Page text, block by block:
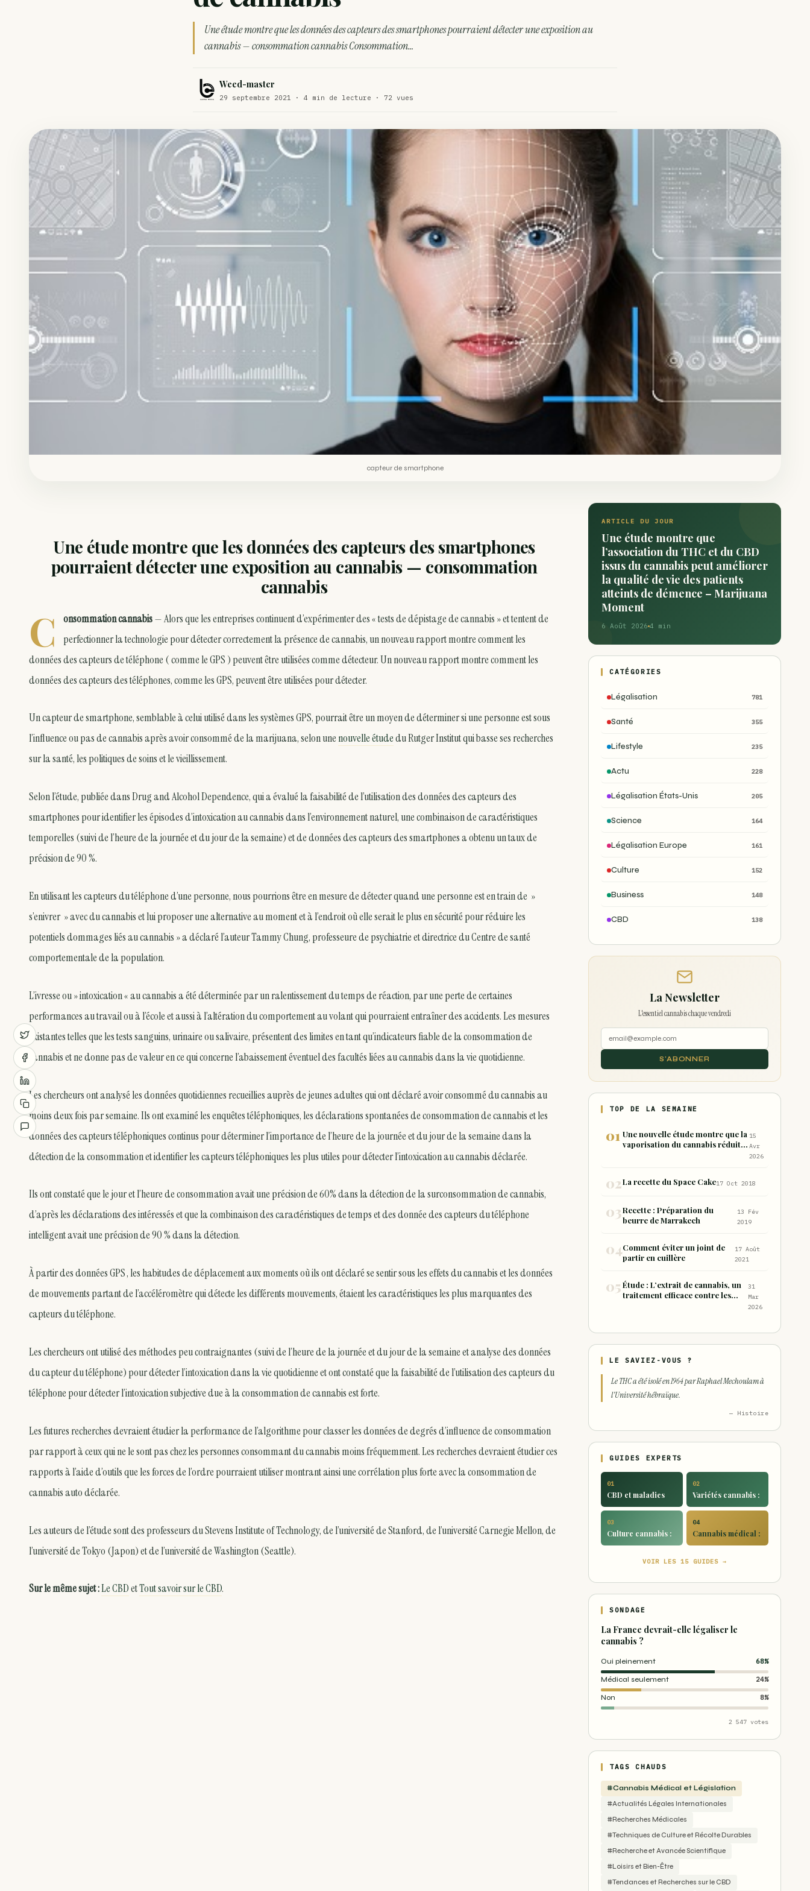
WEED
Étude : L’extrait de cannabis, un traitement efficace contre les maux de dos…ACTU
Une étude montre que les données des capteurs des smartphones pourraient détecter une exposition au
cannabis — consommation cannabis Consommation…
Weed-master
29 septembre 2021 · 4 min de lecture · 72 vues
capteur de smartphone
Une étude montre que les données des capteurs des smartphones
pourraient détecter une exposition au cannabis — consommation
cannabis
C onsommation cannabis— Alors que les entreprises continuent d’expérimenter des « tests de dépistage de cannabis » et tentent de
perfectionner la technologie pour détecter correctement la présence de cannabis, un nouveau rapport montre comment les
données des capteurs de téléphone ( comme le GPS ) peuvent être utilisées comme détecteur. Un nouveau rapport montre comment les
données des capteurs des téléphones, comme les GPS, peuvent être utilisées pour détecter.
Un capteur de smartphone, semblable à celui utilisé dans les systèmes GPS, pourrait être un moyen de déterminer si une personne est sous
l’influence ou pas de cannabis après avoir consommé de la marijuana, selon unenouvelle étudedu Rutger Institut qui basse ses recherches
sur la santé, les politiques de soins et le vieillissement.
Selon l’étude, publiée dans Drug and Alcohol Dependence, qui a évalué la faisabilité de l’utilisation des données des capteurs des
smartphones pour identifier les épisodes d’intoxication au cannabis dans l’environnement naturel, une combinaison de caractéristiques
temporelles (suivi de l’heure de la journée et du jour de la semaine) et de données des capteurs des smartphones a obtenu un taux de
précision de 90 %.
En utilisant les capteurs du téléphone d’une personne, nous pourrions être en mesure de détecter quand une personne est en train de »
s’enivrer » avec du cannabis et lui proposer une alternative au moment et à l’endroit où elle serait le plus en sécurité pour réduire les
potentiels dommages liés au cannabis » a déclaré l’auteur Tammy Chung, professeure de psychiatrie et directrice du Centre de santé
comportementale de la population.
L’ivresse ou » intoxication « au cannabis a été déterminée par un ralentissement du temps de réaction, par une perte de certaines
performances au travail ou à l’école et aussi à l’altération du comportement au volant qui pourraient entraîner des accidents. Les mesures
existantes telles que les tests sanguins, urinaire ou salivaire, présentent des limites en tant qu’indicateurs fiable de la consommation de
cannabis et ne donne pas de valeur en ce qui concerne l’abaissement éventuel des facultés liées au cannabis dans la vie quotidienne.
Les chercheurs ont analysé les données quotidiennes recueillies auprès de jeunes adultes qui ont déclaré avoir consommé du cannabis au
moins deux fois par semaine. Ils ont examiné les enquêtes téléphoniques, les déclarations spontanées de consommation de cannabis et les
données des capteurs téléphoniques continus pour déterminer l’importance de l’heure de la journée et du jour de la semaine dans la
détection de la consommation et identifier les capteurs téléphoniques les plus utiles pour détecter l’intoxication au cannabis déclarée.
Ils ont constaté que le jour et l’heure de consommation avait une précision de 60% dans la détection de la surconsommation de cannabis,
d’après les déclarations des intéressés et que la combinaison des caractéristiques de temps et des donnée des capteurs du téléphone
intelligent avait une précision de 90 % dans la détection.
À partir des données GPS , les habitudes de déplacement aux moments où ils ont déclaré se sentir sous les effets du cannabis et les données
de mouvements partant de l’accéléromètre qui détecte les différents mouvements, étaient les caractéristiques les plus marquantes des
capteurs du téléphone.
Les chercheurs ont utilisé des méthodes peu contraignantes (suivi de l’heure de la journée et du jour de la semaine et analyse des données
du capteur du téléphone) pour détecter l’intoxication dans la vie quotidienne et ont constaté que la faisabilité de l’utilisation des capteurs du
téléphone pour détecter l’intoxication subjective due à la consommation de cannabis est forte.
Les futures recherches devraient étudier la performance de l’algorithme pour classer les données de degrés d’influence de consommation
par rapport à ceux qui ne le sont pas chez les personnes consommant du cannabis moins fréquemment. Les recherches devraient étudier ces
rapports à l’aide d’outils que les forces de l’ordre pourraient utiliser montrant ainsi une corrélation plus forte avec la consommation de
cannabis auto déclarée.
Les auteurs de l’étude sont des professeurs du Stevens Institute of Technology, de l’université de Stanford, de l’université Carnegie Mellon, de
l’université de Tokyo (Japon) et de l’université de Washington (Seattle).
Sur le même sujet :Le CBDetTout savoir sur le CBD.
ARTICLE DU JOUR
Une étude montre que
l’association du THC et du CBD
issus du cannabis peut améliorer
la qualité de vie des patients
atteints de démence – Marijuana
Moment
6 Août 2026 4 min
CATÉGORIES
Légalisation 781
Santé 355
Lifestyle 235
Actu 228
Légalisation États-Unis 205
Science 164
Légalisation Europe 161
Culture 152
Business 148
CBD 138
La Newsletter
L'essentiel cannabis chaque vendredi
S'ABONNER
TOP DE LA SEMAINE
Une nouvelle étude montre que la
vaporisation du cannabis réduit
joint
15
Avr
2026
La recette du Space Cake17 Oct 2018
Recette : Préparation du
beurre de Marrakech
13 Fév
2019
Comment éviter un joint de
partir en cuillère
17 Août
2021
Étude : L’extrait de cannabis, un
traitement efficace contre les
31
Mar
2026
LE SAVIEZ-VOUS ?
Le THC a été isolé en 1964 par Raphael Mechoulam à
l'Université hébraïque.
— Histoire
GUIDES EXPERTS
01
CBD et maladies
02
Variétés cannabis :
03
Culture cannabis :
04
Cannabis médical :
VOIR LES 15 GUIDES →
SONDAGE
La France devrait-elle légaliser le
cannabis ?
Oui pleinement 68%
Médical seulement 24%
Non 8%
2 547 votes
TAGS CHAUDS
#Cannabis Médical et Législation
#Actualités Légales Internationales
#Recherches Médicales
#Techniques de Culture et Récolte Durables
#Recherche et Avancée Scientifique
#Loisirs et Bien-Être
#Tendances et Recherches sur le CBD